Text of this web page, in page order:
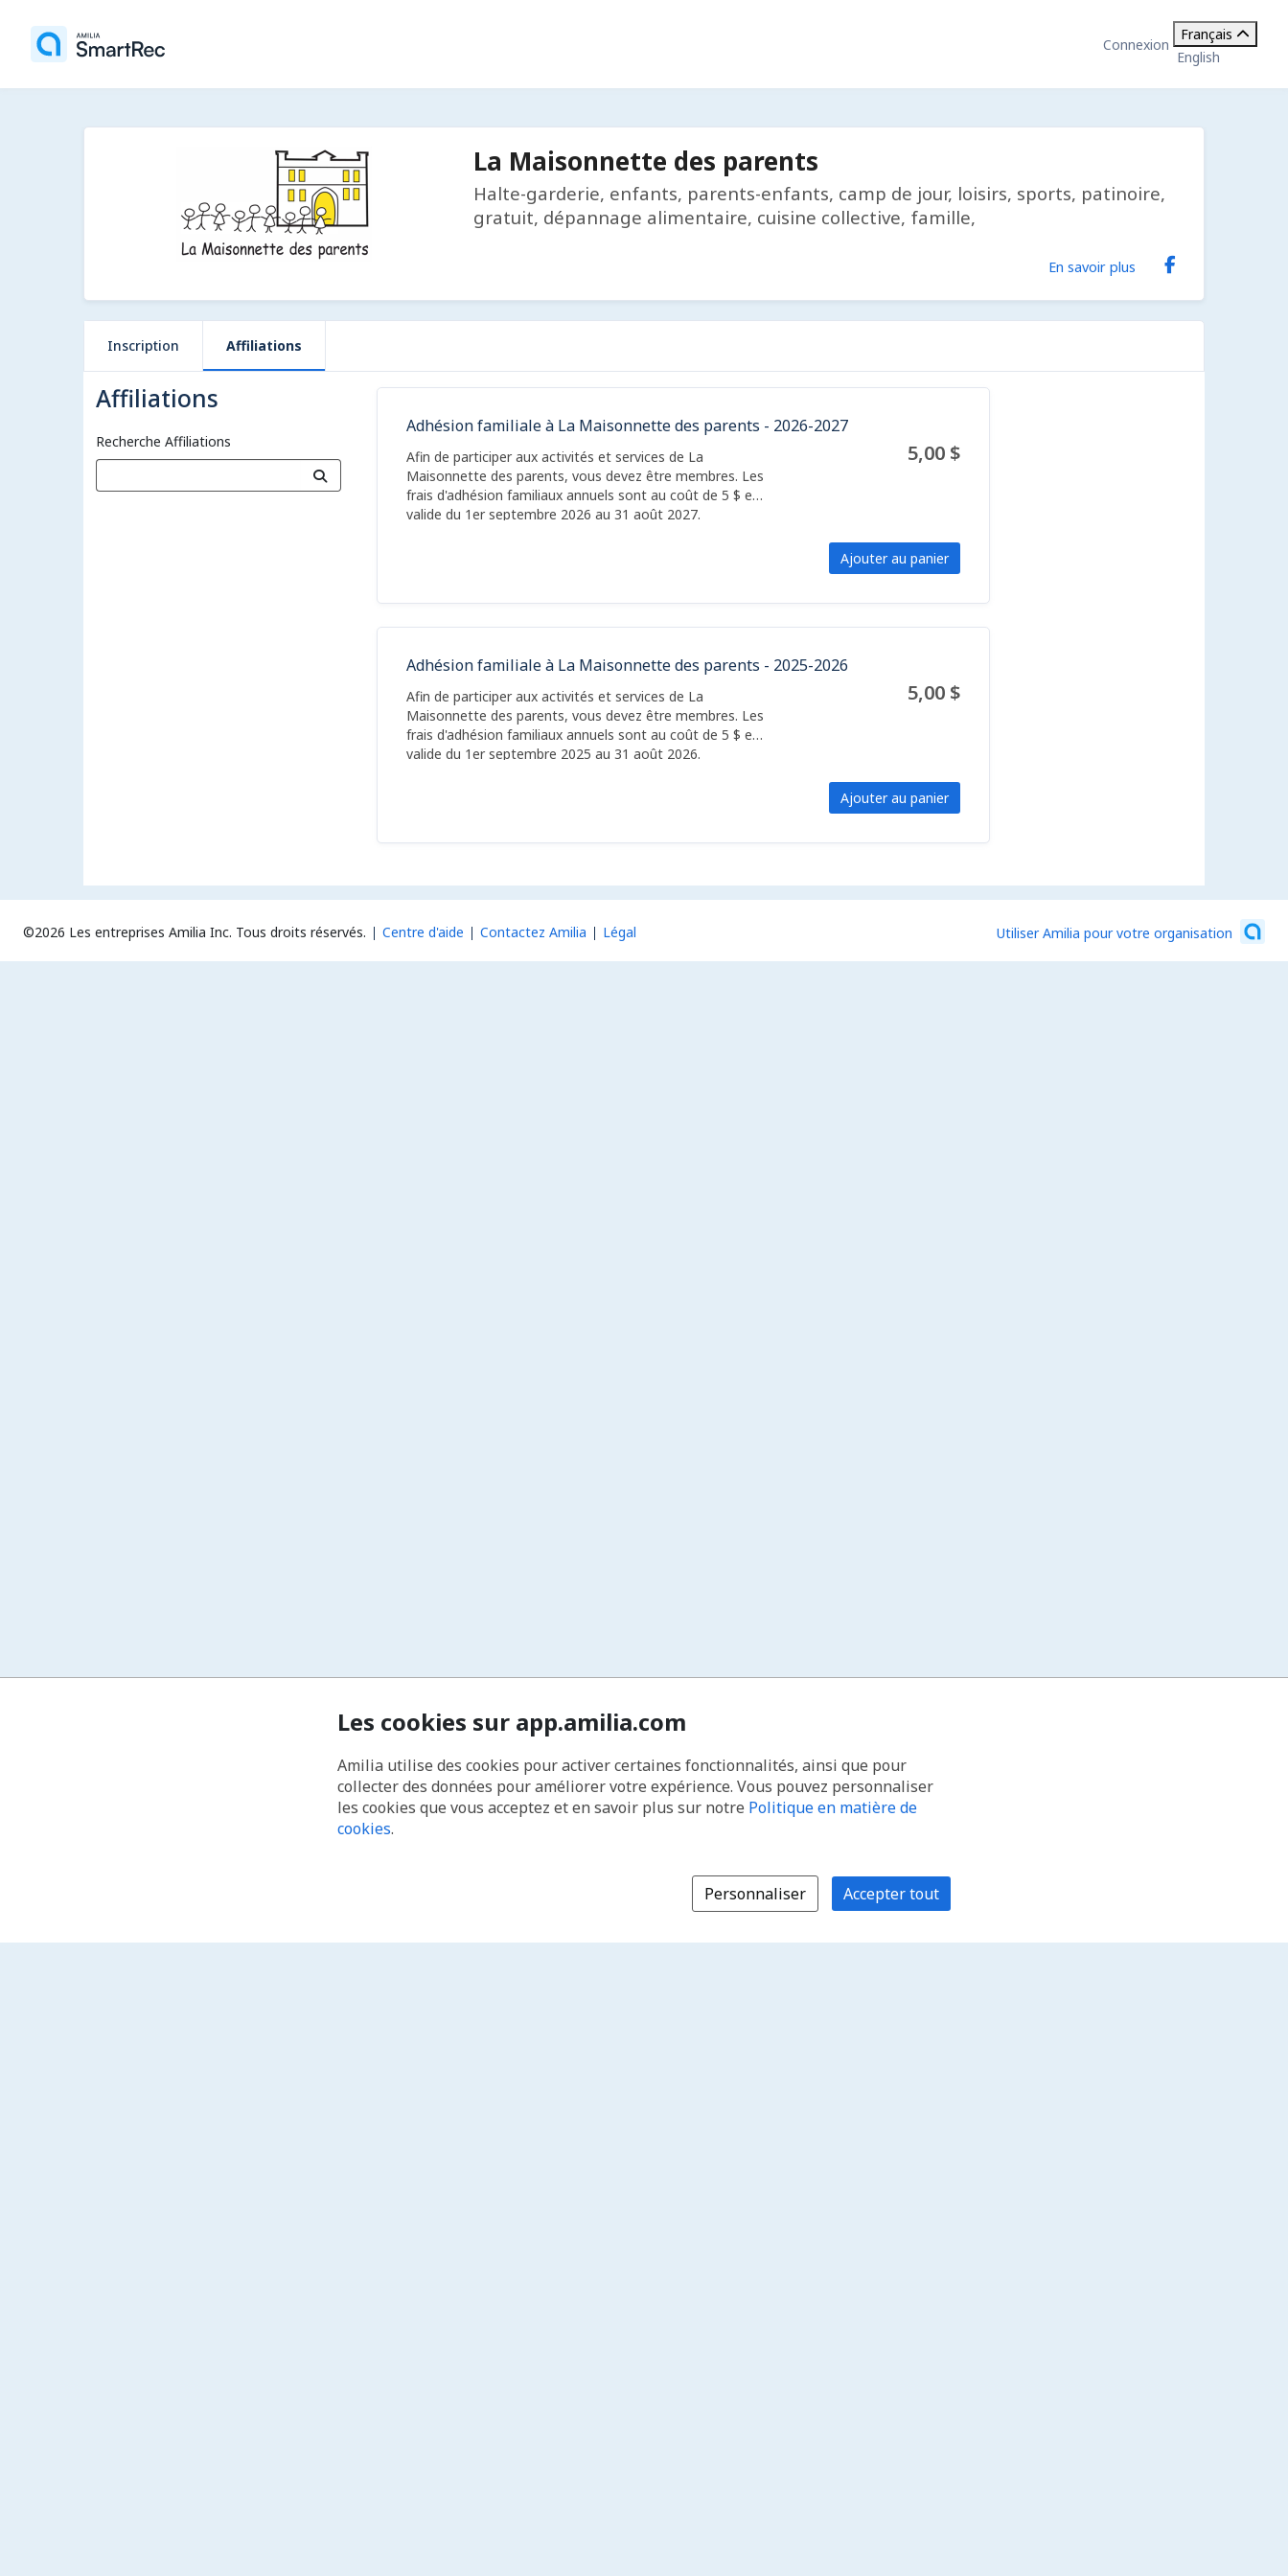
Connexion
Français
English
La Maisonnette des parents
Halte-garderie, enfants, parents-enfants, camp de jour, loisirs, sports, patinoire,
gratuit, dépannage alimentaire, cuisine collective, famille,
En savoir plus
Inscription Affiliations
Affiliations
Recherche Affiliations
Adhésion familiale à La Maisonnette des parents - 2026-2027
Afin de participer aux activités et services de La
Maisonnette des parents, vous devez être membres. Les
frais d'adhésion familiaux annuels sont au coût de 5 $ et
valide du 1er septembre 2026 au 31 août 2027.
5,00 $
Ajouter au panier
Adhésion familiale à La Maisonnette des parents - 2025-2026
Afin de participer aux activités et services de La
Maisonnette des parents, vous devez être membres. Les
frais d'adhésion familiaux annuels sont au coût de 5 $ et
valide du 1er septembre 2025 au 31 août 2026.
5,00 $
Ajouter au panier
©2026 Les entreprises Amilia Inc. Tous droits réservés. Centre d'aide Contactez Amilia Légal Utiliser Amilia pour votre organisation
Les cookies sur app.amilia.com
Amilia utilise des cookies pour activer certaines fonctionnalités, ainsi que pour
collecter des données pour améliorer votre expérience. Vous pouvez personnaliser
les cookies que vous acceptez et en savoir plus sur notre Politique en matière de
cookies.
Personnaliser Accepter tout